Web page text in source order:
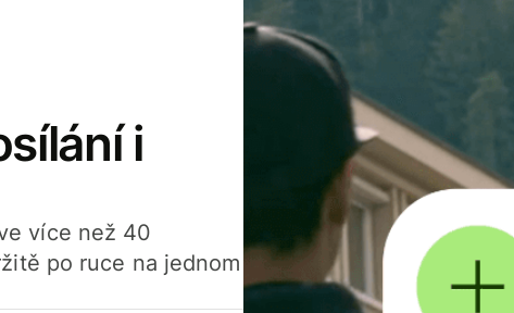
i
více než 40
po ruce na jednom